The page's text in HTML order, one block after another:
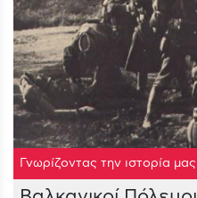
Γνωρίζοντας την ιστορία μας